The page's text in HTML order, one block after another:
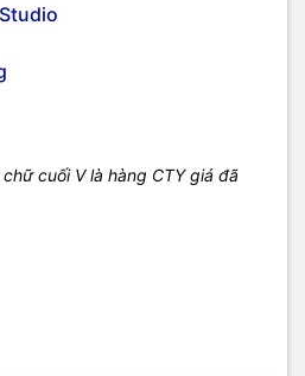
cuối V là hàng CTY giá đã